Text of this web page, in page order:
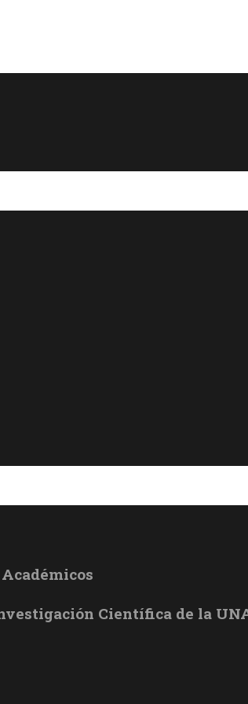
Científica de la